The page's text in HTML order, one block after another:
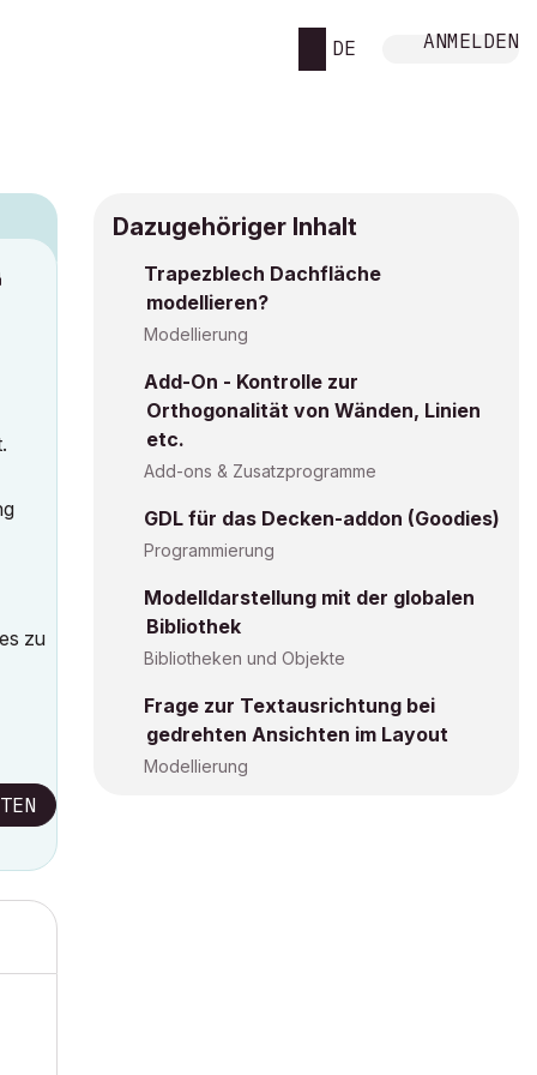
DE ANMELDEN
zu
Dazugehöriger Inhalt
Trapezblech Dachfläche
modellieren?
Modellierung
Add-On - Kontrolle zur
Orthogonalität von Wänden, Linien
etc.
Add-ons & Zusatzprogramme
GDL für das Decken-addon (Goodies)
Programmierung
Modelldarstellung mit der globalen
Bibliothek
Bibliotheken und Objekte
Frage zur Textausrichtung bei
gedrehten Ansichten im Layout
Modellierung